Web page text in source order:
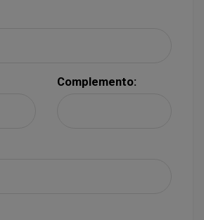
Complemento: